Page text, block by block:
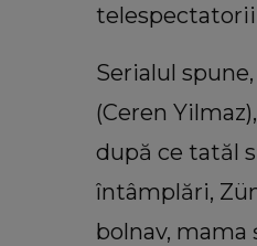
telespectatorii
Serialul
(Ceren
după ce tatăl
întâmplări,
bolnav, mama
VIDEO
în
atât